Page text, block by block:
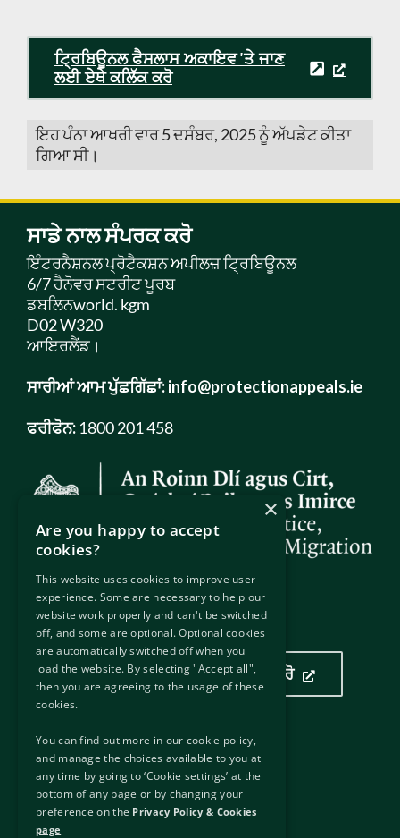
ਟ੍ਰਿਬਿਊਨਲ ਫੈਸਲਾਸ ਅਕਾਇਵ 'ਤੇ ਜਾਣ
ਲਈ ਏਥੇ ਕਲਿੱਕ ਕਰੋ
ਇਹ ਪੰਨਾ ਆਖਰੀ ਵਾਰ 5 ਦਸੰਬਰ, 2025 ਨੂੰ ਅੱਪਡੇਟ ਕੀਤਾ
ਗਿਆ ਸੀ।
ਸਾਡੇ ਨਾਲ ਸੰਪਰਕ ਕਰੋ
ਇੰਟਰਨੈਸ਼ਨਲ ਪ੍ਰੋਟੈਕਸ਼ਨ ਅਪੀਲਜ਼ ਟ੍ਰਿਬਿਊਨਲ
6/7 ਹੈਨੋਵਰ ਸਟਰੀਟ ਪੂਰਬ
ਡਬਲਿਨworld. kgm
D02 W320
ਆਇਰਲੈਂਡ।
ਸਾਰੀਆਂ ਆਮ ਪੁੱਛਗਿੱਛਾਂ:info@protectionappeals.ie
ਫਰੀਫੋਨ: 1800 201 458
ਸਾਡਾ ਟਿਕਾਣਾ
ਸਾਡਾ ਟਿਕਾਣਾ ਦੇਖਣ ਲਈ ਏਥੇ ਕਲਿੱਕ ਕਰੋ
ਫਾਇਦੇਮੰਦ ਲਿੰਕ
ਬਾਹਰੀ ਲਿੰਕ
ਬੇਦਾਅਵਾ
ਪਰਦੇਦਾਰੀ ਨੀਤੀ ਅਤੇ ਕੂਕੀਜ਼
×
Are you happy to accept
cookies?
This website uses cookies to improve user
experience. Some are necessary to help our
website work properly and can't be switched
off, and some are optional. Optional cookies
are automatically switched off when you
load the website. By selecting "Accept all",
then you are agreeing to the usage of these
cookies.
You can find out more in our cookie policy,
and manage the choices available to you at
any time by going to ‘Cookie settings’ at the
bottom of any page or by changing your
preference on the Privacy Policy & Cookies
page